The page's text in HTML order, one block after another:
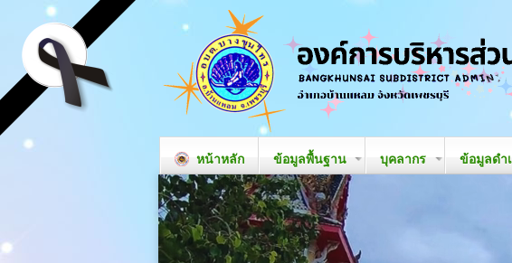
หน้าหลัก ข้อมูลพื้นฐาน บุคลากร ข้อมูลดำ